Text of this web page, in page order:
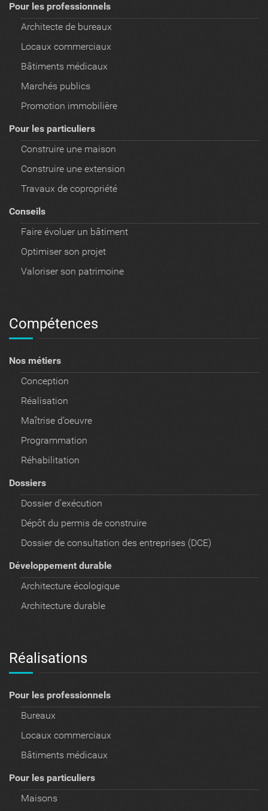
Pour les professionnels
Architecte de bureaux
Locaux commerciaux
Bâtiments médicaux
Marchés publics
Promotion immobilière
Pour les particuliers
Construire une maison
Construire une extension
Travaux de copropriété
Conseils
Faire évoluer un bâtiment
Optimiser son projet
Valoriser son patrimoine
Compétences
Nos métiers
Conception
Réalisation
Maîtrise d’oeuvre
Programmation
Réhabilitation
Dossiers
Dossier d’exécution
Dépôt du permis de construire
Dossier de consultation des entreprises (DCE)
Développement durable
Architecture écologique
Architecture durable
Réalisations
Pour les professionnels
Bureaux
Locaux commerciaux
Bâtiments médicaux
Pour les particuliers
Maisons